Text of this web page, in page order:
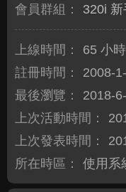
會員群組： 320i 新
上線時間：
65 小時
註冊時間：
2008-
最後瀏覽：
2018-
上次活動時間：
上次發表時間：
所在時區：
使用系